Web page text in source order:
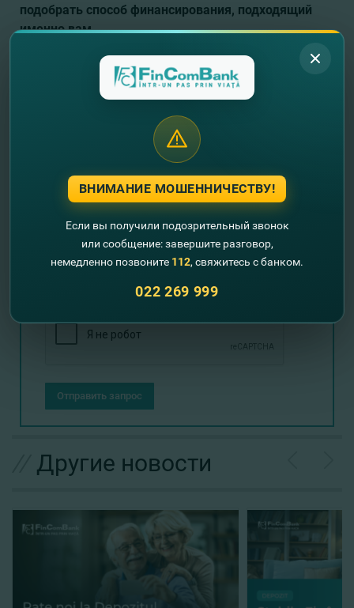
подобрать способ финансирования, подходящий
именно вам.
Оставьте свои контактные данные, и мы с Вами
мы Вам перезвоним!
+373
Отправить запрос
Другие новости
ВНИМАНИЕ МОШЕННИЧЕСТВУ!
Если вы получили подозрительный звонок
или сообщение: завершите разговор,
немедленно позвоните 112, свяжитесь с банком.
022 269 999